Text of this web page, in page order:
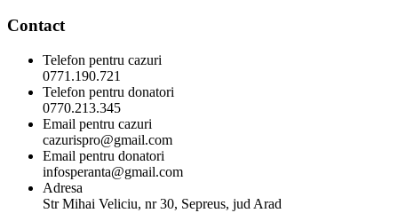
Contact
Telefon pentru cazuri
0771.190.721
Telefon pentru donatori
0770.213.345
Email pentru cazuri
cazurispro@gmail.com
Email pentru donatori
infosperanta@gmail.com
Adresa
Str Mihai Veliciu, nr 30, Sepreus, jud Arad